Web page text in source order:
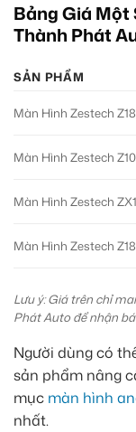
Bảng Giá Một
Thành Phát
SẢN PHẨM
Màn Hình Zestech Z18
Màn Hình Zestech
Màn Hình Zestech
Màn Hình Zestech
Lưu ý: Giá trên chỉ
Phát Auto để nhận
Người dùng có
sản phẩm nâng
mục màn hình
nhất.